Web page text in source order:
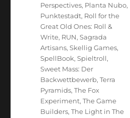
Perspectives, Planta Nubo,
Punktestadt, Roll for the
Great Old Ones: Roll &
Write, RUN,Sagrada
Artisans,Skellig Games,
SpellBook,Spieltroll,
Sweet Mass: Der
Backwettbewerb,Terra
Pyramids,The Fox
Experiment,The Game
Builders,The Light in The